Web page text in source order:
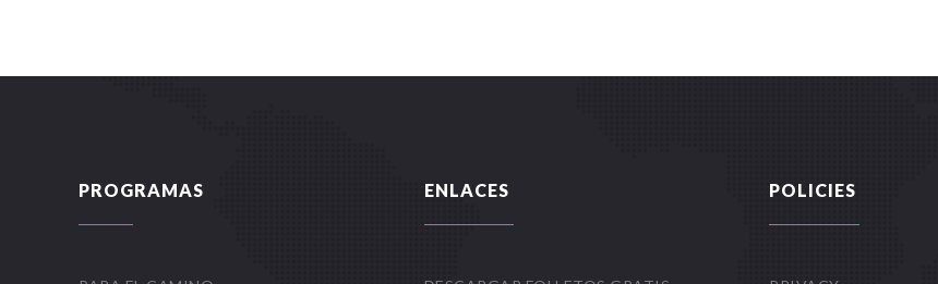
PROGRAMAS ENLACES POLICIES